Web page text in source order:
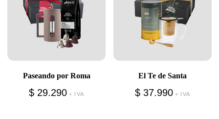
Paseando por Roma
$29.290 + IVA
El Te de Santa
$37.990 + IVA